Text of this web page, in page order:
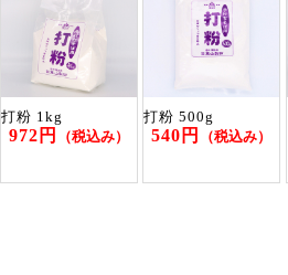
打粉 1kg
972円 （税込み）
打粉 500g
540円 （税込み）